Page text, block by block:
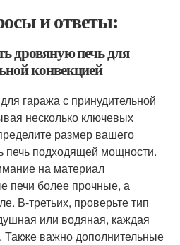
и ответы:
дровяную печь для
конвекцией
гаража с принудительной
несколько ключевых
размер вашего
печь подходящей мощности.
на материал
печи более прочные, а
В-третьих, проверьте тип
или водяная, каждая
Также важно дополнительные